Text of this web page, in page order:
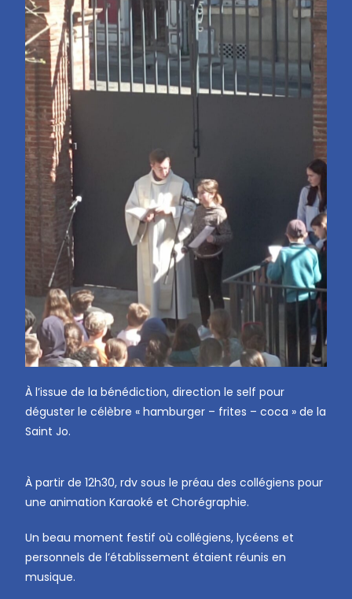
À l’issue de la bénédiction, direction le self pour
déguster le célèbre « hamburger – frites – coca » de la
Saint Jo.
À partir de 12h30, rdv sous le préau des collégiens pour
une animation Karaoké et Chorégraphie.
Un beau moment festif où collégiens, lycéens et
personnels de l’établissement étaient réunis en
musique.